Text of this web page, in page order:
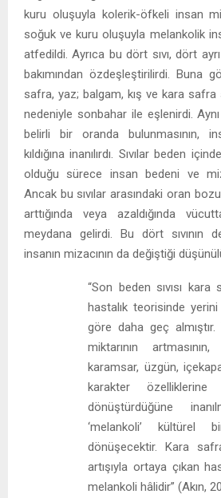
kuru oluşuyla kolerik-öfkeli insan
soğuk ve kuru oluşuyla melankolik
atfedildi. Ayrıca bu dört sıvı, dört
bakımından özdeşleştirilirdi. Buna
safra, yaz; balgam, kış ve kara safra
nedeniyle sonbahar ile eşlenirdi. Aynı
belirli bir oranda bulunmasının,
kıldığına inanılırdı. Sıvılar beden
olduğu sürece insan bedeni ve
Ancak bu sıvılar arasındaki oran
arttığında veya azaldığında
meydana gelirdi. Bu dört sıvının
insanın mizacının da değiştiği
“Son beden sıvısı
hastalık teorisinde yerini
göre daha geç
miktarının
karamsar, üzgün,
karakter
dönüştürdüğüne
‘melankoli’ kültürel
dönüşecektir. Kara safra
artışıyla ortaya çıkan
melankoli hâlidir” (Akın,